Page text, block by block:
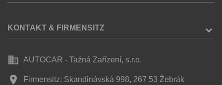
KONTAKT & FIRMENSITZ
business AUTOCAR - Tažná Zařízení, s.r.o.
place Firmensitz: Skandinávská 998, 267 53 Žebrák